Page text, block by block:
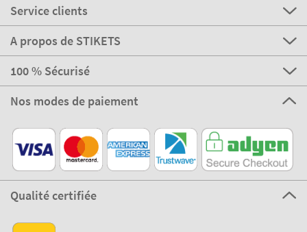
Service clients
A propos de STIKETS
100 % Sécurisé
Nos modes de paiement
Qualité certifiée